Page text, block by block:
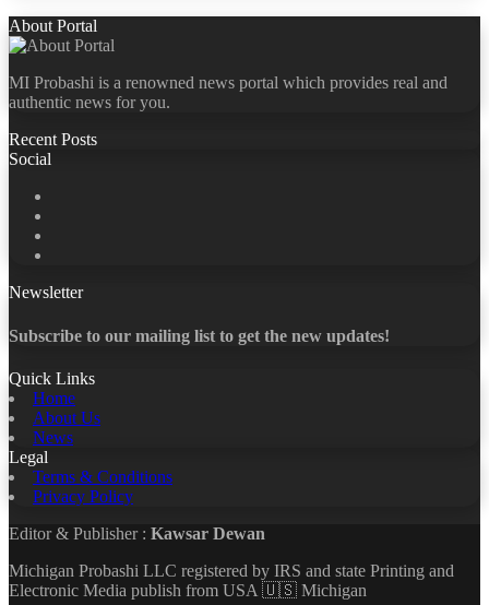
About Portal
MI Probashi is a renowned news portal which provides real and
authentic news for you.
Recent Posts
Social
Newsletter
Subscribe to our mailing list to get the new updates!
Quick Links
Home
About Us
News
Legal
Terms & Conditions
Privacy Policy
Editor & Publisher : Kawsar Dewan
Michigan Probashi LLC registered by IRS and state Printing and
Electronic Media publish from USA 🇺🇸 Michigan